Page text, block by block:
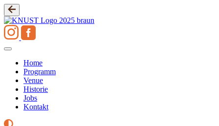
Zum
Inhalt
springen
Home
Programm
Venue
Historie
Jobs
Kontakt